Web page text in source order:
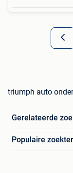
triumph auto
Gerelateerde
Populaire